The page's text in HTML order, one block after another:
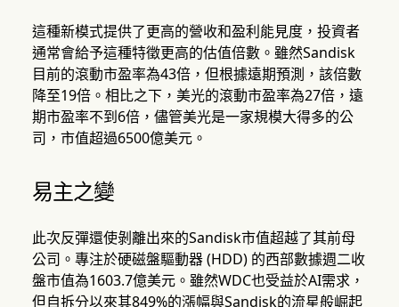
這種新模式提供了更高的營收和盈利能見度，投資者
通常會給予這種特徵更高的估值倍數。雖然Sandisk
目前的滾動市盈率為43倍，但根據遠期預測，該倍數
降至19倍。相比之下，美光的滾動市盈率為27倍，遠
期市盈率不到6倍，儘管美光是一家規模大得多的公
司，市值超過6500億美元。
易主之變
此次反彈還使剝離出來的Sandisk市值超越了其前母
公司。專注於硬磁盤驅動器 (HDD) 的西部數據週二收
盤市值為1603.7億美元。雖然WDC也受益於AI需求，
但自拆分以來其849%的漲幅與Sandisk的流星般崛起